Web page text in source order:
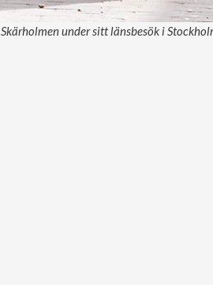
under sitt länsbesök i